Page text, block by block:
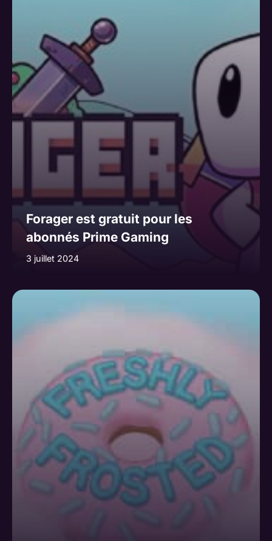
v
e
:
Forager est gratuit pour les
abonnés Prime Gaming
3 juillet 2024